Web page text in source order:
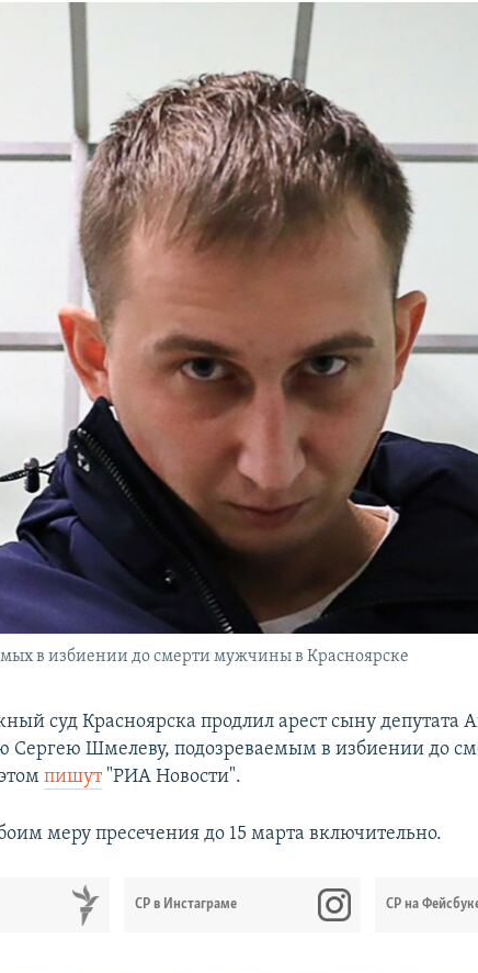
в избиении до смерти мужчины в Красноярске
суд Красноярска продлил арест сыну депутата
Сергею Шмелеву, подозреваемым в избиении до
пишут"РИА Новости".
меру пресечения до 15 марта включительно.
СР в Инстаграме СР на